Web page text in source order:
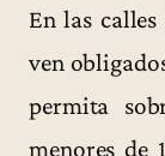
En las
ven
permita
menores de